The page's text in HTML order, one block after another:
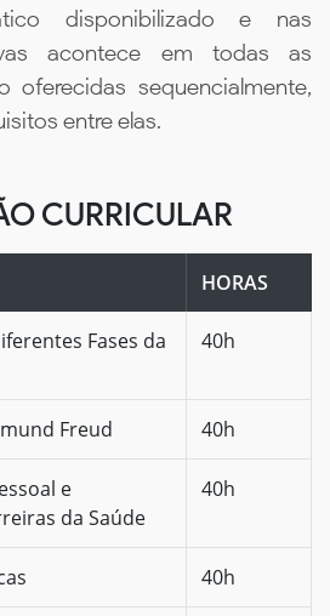
disponibilizado e nas
acontece em todas as
oferecidas sequencialmente,
entre elas.
CURRICULAR
HORAS
Fases da
40h
Freud 40h
e
da Saúde
40h
40h